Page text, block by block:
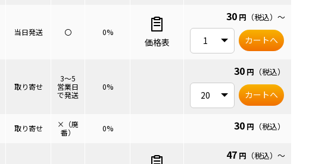
当日発送 〇 0%
価格表
30 円 （税込） ～
カートへ
取り寄せ
3～5
営業日
で発送
0%
30 円 （税込）
カートへ
取り寄せ
×（廃
番）
0% 30 円 （税込）
47 円 （税込） ～